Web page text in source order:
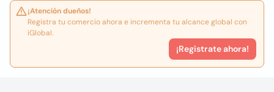
¡Atención dueños!
Registra tu comercio ahora e incrementa tu alcance global con
iGlobal.
¡Registrate ahora!